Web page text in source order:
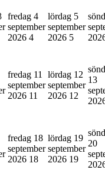
fredag 4
september
2026 4
lördag 5
september
2026 5
fredag 11
september
2026 11
lördag 12
september
2026 12
13
fredag 18
september
2026 18
lördag 19
september
2026 19
20